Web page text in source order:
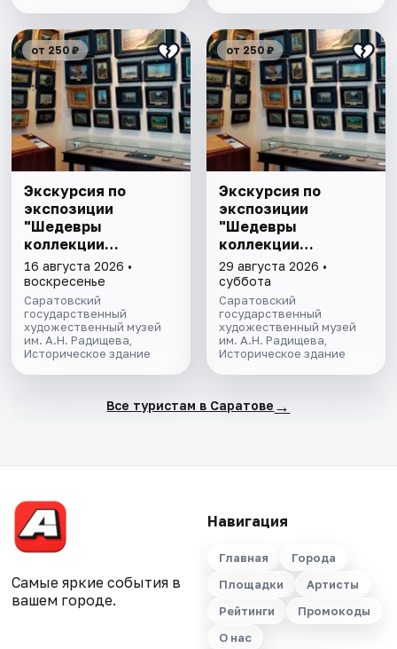
от 250 ₽
Экскурсия по
экспозиции
"Шедевры
коллекции
Радищевского
музея"
16 августа 2026 •
воскресенье
Саратовский
государственный
художественный музей
им. А.Н. Радищева,
Историческое здание
от 250 ₽
Экскурсия по
экспозиции
"Шедевры
коллекции
Радищевского
музея"
29 августа 2026 •
суббота
Саратовский
государственный
художественный музей
им. А.Н. Радищева,
Историческое здание
Все туристам в Саратове →
Самые яркие события в
вашем городе.
Навигация
Главная
Города
Площадки
Артисты
Рейтинги
Промокоды
О нас